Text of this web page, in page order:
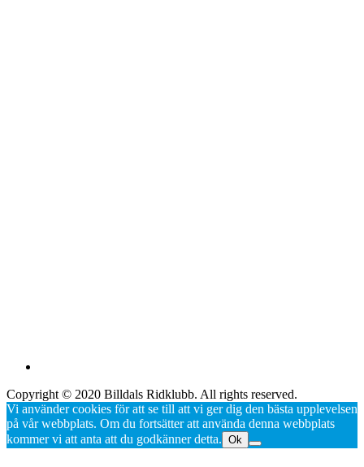
Copyright © 2020 Billdals Ridklubb. All rights reserved.
Vi använder cookies för att se till att vi ger dig den bästa upplevelsen
på vår webbplats. Om du fortsätter att använda denna webbplats
kommer vi att anta att du godkänner detta. Ok